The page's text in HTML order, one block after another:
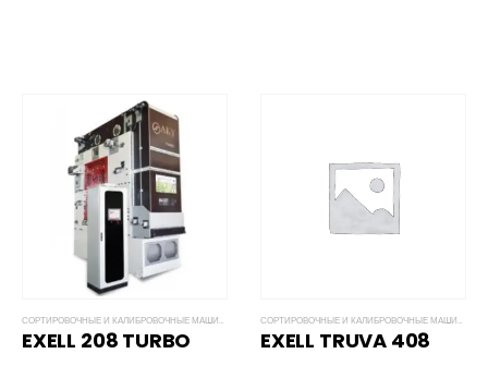
СОРТИРОВОЧНЫЕ И КАЛИБРОВОЧНЫЕ МАШИНЫ EXCELL
EXELL 208 TURBO
СОРТИРОВОЧНЫЕ И КАЛИБРОВОЧНЫЕ МАШИНЫ EXCELL
EXELL TRUVA 408